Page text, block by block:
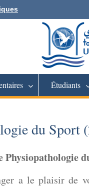
Étudiants
du Sport
a le plaisir de